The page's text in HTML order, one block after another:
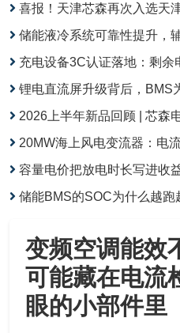
喜报！天津芯森再次入选天
储能液冷系统可靠性提升，
充电设备3C认证落地：剩余
锂电直流屏升级背后，BMS
2026上半年新品回顾 | 芯森
20MW海上风电变流器：电
容量电价把放电时长写进收
储能BMS的SOC为什么越跑
变频空调能效
可能藏在电流
眼的小部件里